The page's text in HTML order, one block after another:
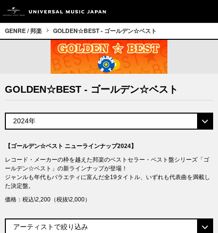
GENRE / 邦楽 GOLDEN☆BEST - ゴールデン☆ベスト
GOLDEN☆BEST - ゴールデン☆ベスト
【ゴールデン☆ベスト ニューラインナップ2024】
レコード・メーカーの枠を越えた邦楽のベストセラー・ベスト盤シリーズ「ゴ
ールデン☆ベスト」の新ラインナップが登場！
ジャンルも年代もバラエティに富んだ全19タイトル、いずれも代表曲を満載し
た決定盤。
価格：税込\2,200（税抜\2,000）